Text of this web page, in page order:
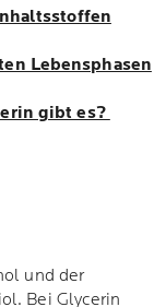
Lebensphasen
gibt es?
und der
Bei Glycerin